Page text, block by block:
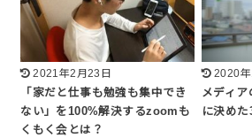
2021年2月23日
「家だと仕事も勉強も集中でき
ない」を100%解決するzoomも
くもく会とは？
2020
メディア
に決め